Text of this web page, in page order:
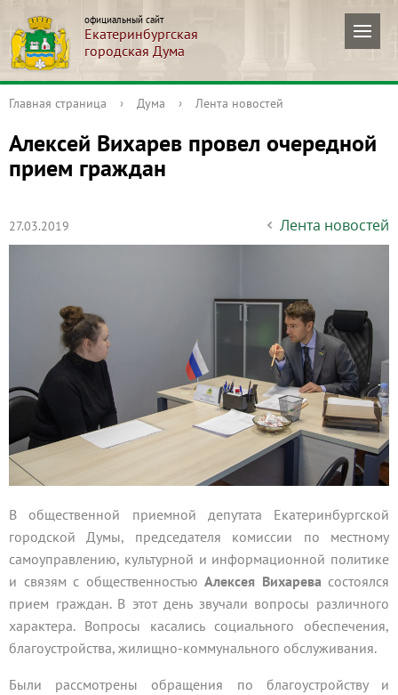
официальный сайт
Екатеринбургская
городская Дума
Главная страница › Дума › Лента новостей
Алексей Вихарев провел очередной
прием граждан
27.03.2019 Лента новостей
В общественной приемной депутата Екатеринбургской
городской Думы, председателя комиссии по местному
самоуправлению, культурной и информационной политике
и связям с общественностью Алексея Вихарева состоялся
прием граждан. В этот день звучали вопросы различного
характера. Вопросы касались социального обеспечения,
благоустройства, жилищно-коммунального обслуживания.
Были рассмотрены обращения по благоустройству и